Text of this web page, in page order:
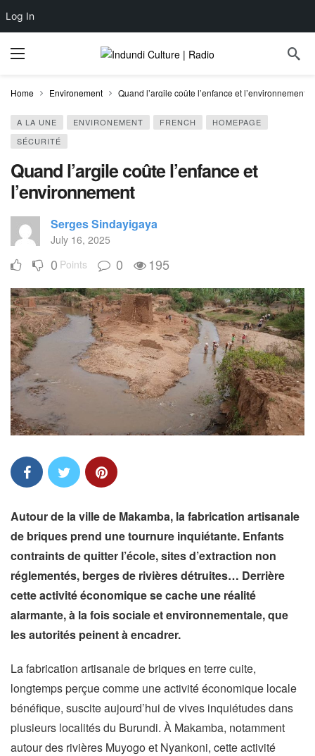
Log In
Home Environement Quand l’argile coûte l’enfance et l’environnement
A LA UNE ENVIRONEMENT FRENCH
HOMEPAGE
SÉCURITÉ
Quand l’argile coûte l’enfance et
l’environnement
Serges Sindayigaya
July 16, 2025
0 Points 0 195
Autour de la ville de Makamba, la fabrication artisanale
de briques prend une tournure inquiétante. Enfants
contraints de quitter l’école, sites d’extraction non
réglementés, berges de rivières détruites… Derrière
cette activité économique se cache une réalité
alarmante, à la fois sociale et environnementale, que
les autorités peinent à encadrer.
La fabrication artisanale de briques en terre cuite,
longtemps perçue comme une activité économique locale
bénéfique, suscite aujourd’hui de vives inquiétudes dans
plusieurs localités du Burundi. À Makamba, notamment
autour des rivières Muyogo et Nyankoni, cette activité